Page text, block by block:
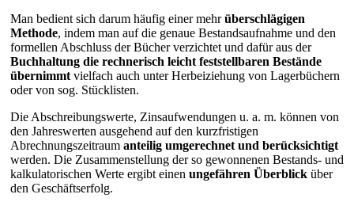
Man bedient sich darum häufig einer mehrüberschlägigen
Methode, indem man auf die genaue Bestandsaufnahme und den
formellen Abschluss der Bücher verzichtet und dafür aus der
Buchhaltung die rechnerisch leicht feststellbaren Bestände
übernimmt vielfach auch unter Herbeiziehung von Lagerbüchern
oder von sog. Stücklisten.
Die Abschreibungswerte, Zinsaufwendungen u. a. m. können von
den Jahreswerten ausgehend auf den kurzfristigen
Abrechnungszeitraum anteilig umgerechnet und berücksichtigt
werden. Die Zusammenstellung der so gewonnenen Bestands- und
kalkulatorischen Werte ergibt einen ungefähren Überblick über
den Geschäftserfolg.